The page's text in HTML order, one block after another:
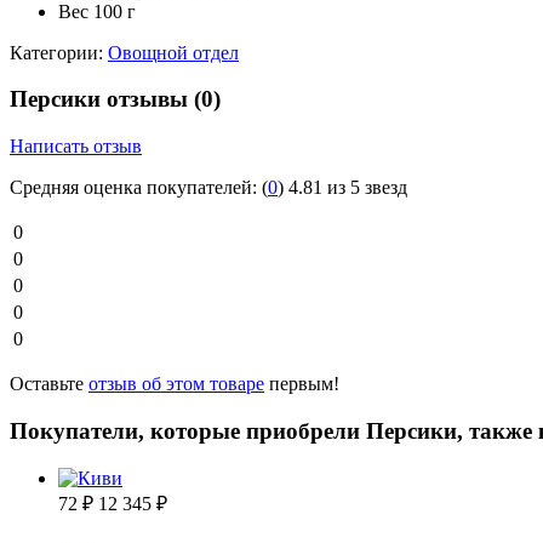
Вес 100 г
Категории: Овощной отдел
Персики отзывы (0)
Написать отзыв
Средняя оценка покупателей: (0) 4.81 из 5 звезд
0
0
0
0
0
Оставьте отзыв об этом товаре первым!
Покупатели, которые приобрели Персики, также
72 ₽ 12 345 ₽